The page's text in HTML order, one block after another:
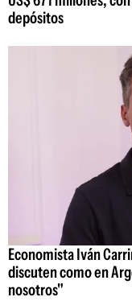
depósitos
Economista Iván
discuten como en
nosotros"